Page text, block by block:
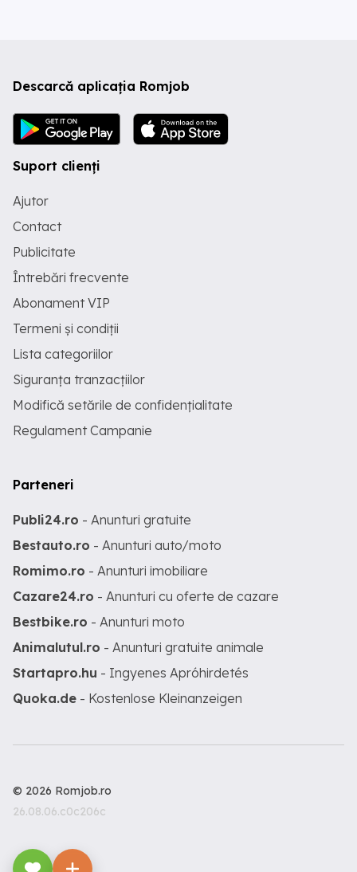
Descarcă aplicația Romjob
Suport clienți
Ajutor
Contact
Publicitate
Întrebări frecvente
Abonament VIP
Termeni și condiții
Lista categoriilor
Siguranța tranzacțiilor
Modifică setările de confidențialitate
Regulament Campanie
Parteneri
Publi24.ro - Anunturi gratuite
Bestauto.ro - Anunturi auto/moto
Romimo.ro - Anunturi imobiliare
Cazare24.ro - Anunturi cu oferte de cazare
Bestbike.ro - Anunturi moto
Animalutul.ro - Anunturi gratuite animale
Startapro.hu - Ingyenes Apróhirdetés
Quoka.de - Kostenlose Kleinanzeigen
© 2026 Romjob.ro
26.08.06.c0c206c